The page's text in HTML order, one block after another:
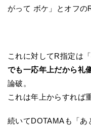
がって ボケ」とオフの
これに対してR指定は
でも一応年上だから礼
論破。
これは年上からすれば
続いてDOTAMAも「あ